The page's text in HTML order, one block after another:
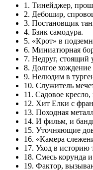
1. Тинейджер,
2. Дебошир,
3. Постановщик
4. Бзик самодура.
5. «Крот» в
6. Миниатюрная
7. Недруг, стоящий
8. Долгое
9. Нелюдим в
10. Служитель
11. Садовое
12. Хит Елки с
13. Походная
14. И фильм, и
15. Уточняющие
16. «Камера
17. Уход в историю
18. Смесь корунда
19. Фактор,